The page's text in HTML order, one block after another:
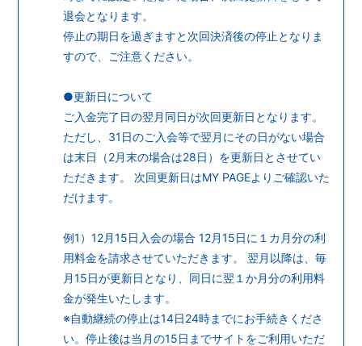
退会となります。
停止の期日を過ぎますと次回決済後の停止となりま
すので、ご注意ください。
●更新日について
ご入金完了日の翌月同日が次回更新日となります。
ただし、31日のご入会等で翌月にその日がない場合
は末日（2月末の場合は28日）を更新日とさせてい
ただきます。 次回更新日はMY PAGEよりご確認いた
だけます。
例1）12月15日入会の場合 12月15日に１カ月分の利
用料金を請求させていただきます。 翌月以降は、毎
月15日が更新日となり、同日に翌１か月分の利用料
金が発生いたします。
※自動継続の停止は14日24時までにお手続きくださ
い。停止後は当月の15日までサイトをご利用いただ